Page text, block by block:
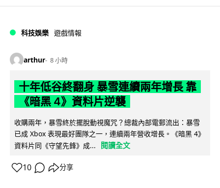
科技娛樂 遊戲情報
arthur 8 小時
十年低谷終翻身 暴雪連續兩年增長 靠
《暗黑 4》資料片逆襲
收購兩年，暴雪終於擺脫動視魔咒？總裁內部電郵流出：暴雪
已成 Xbox 表現最好團隊之一，連續兩年營收增長。《暗黑 4》
資料片同《守望先鋒》成...
閱讀全文
10 分享